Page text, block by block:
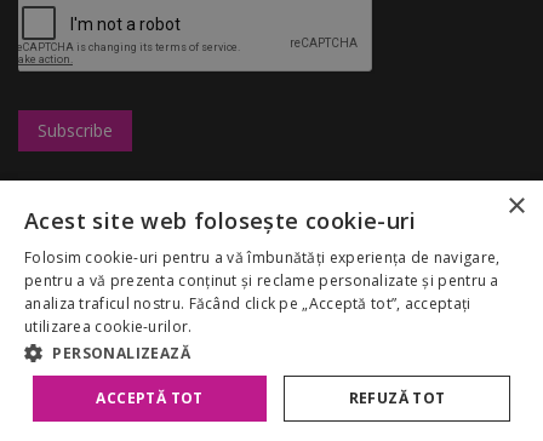
Marketing
Regulamentul
Palas Mall
My Account
GDPR
Congresshall
Targuri
Restaurante
Reduceri
Despre noi
Copyright 2026 Palas Mall. Toate drepturile rezervate.
×
Acest site web folosește cookie-uri
Folosim cookie-uri pentru a vă îmbunătăți experiența de navigare,
pentru a vă prezenta conținut și reclame personalizate și pentru a
analiza traficul nostru. Făcând click pe „Acceptă tot”, acceptați
utilizarea cookie-urilor.
PERSONALIZEAZĂ
ACCEPTĂ TOT REFUZĂ TOT